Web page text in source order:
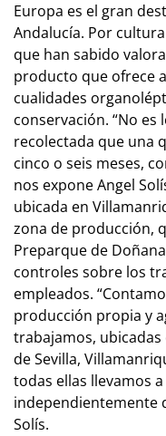
Europa es el gran
Andalucía. Por
que han sabido
producto que ofrece
cualidades
conservación. “No
recolectada que una
cinco o seis meses,
nos expone Angel
ubicada en
zona de producción,
Preparque de
controles sobre los
empleados.
producción propia y
trabajamos,
de Sevilla,
todas ellas llevamos
independientemente
Solís.